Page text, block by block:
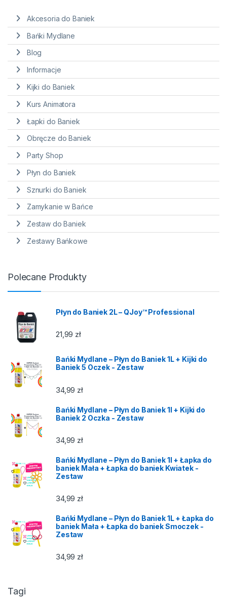
Akcesoria do Baniek
Bańki Mydlane
Blog
Informacje
Kijki do Baniek
Kurs Animatora
Łapki do Baniek
Obręcze do Baniek
Party Shop
Płyn do Baniek
Sznurki do Baniek
Zamykanie w Bańce
Zestaw do Baniek
Zestawy Bańkowe
Polecane Produkty
Płyn do Baniek 2L – QJoy™ Professional
21,99 zł
Bańki Mydlane – Płyn do Baniek 1L + Kijki do
Baniek 5 Oczek - Zestaw
34,99 zł
Bańki Mydlane – Płyn do Baniek 1l + Kijki do
Baniek 2 Oczka - Zestaw
34,99 zł
Bańki Mydlane – Płyn do Baniek 1l + Łapka do
baniek Mała + Łapka do baniek Kwiatek -
Zestaw
34,99 zł
Bańki Mydlane – Płyn do Baniek 1L + Łapka do
baniek Mała + Łapka do baniek Smoczek -
Zestaw
34,99 zł
Tagi